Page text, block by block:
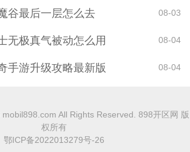
谷最后一层怎么去 08-03
无极真气被动怎么用 08-04
手游升级攻略最新版 08-04
All Rights Reserved. 898开区网 版
权所有
鄂ICP备2022013279号-26